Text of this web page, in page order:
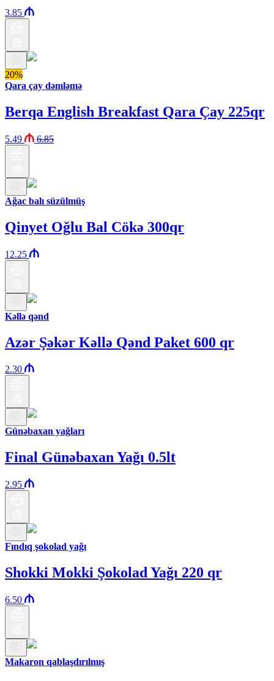
3.85
20%
Qara çay dəmləmə
Berqa English Breakfast Qara Çay 225qr
5.49 6.85
Ağac balı süzülmüş
Qinyet Oğlu Bal Cökə 300qr
12.25
Kəllə qənd
Azər Şəkər Kəllə Qənd Paket 600 qr
2.30
Günəbaxan yağları
Final Günəbaxan Yağı 0.5lt
2.95
Fındıq şokolad yağı
Shokki Mokki Şokolad Yağı 220 qr
6.50
Makaron qablaşdırılmış